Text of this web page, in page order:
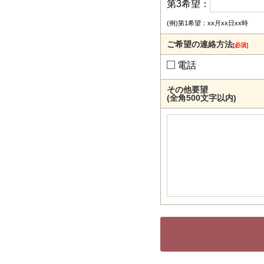
第3希望：
(例)第1希望：xx月xx日xx時
ご希望の連絡方法[必須]
電話
その他要望
(全角500文字以内)